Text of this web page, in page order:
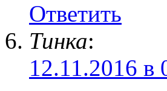
Ответить
Тинка:
12.11.2016 в